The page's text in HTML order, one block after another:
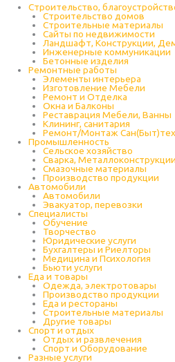
Строительство,
Строительство домов
Строительные материалы
Сайты по недвижимости
Ландшафт, Конструкции,
Инженерные коммуникации
Бетонные изделия
Ремонтные работы
Элементы интерьера
Изготовление Мебели
Ремонт и Отделка
Окна и Балконы
Реставрация Мебели, Ванны
Клининг, санитария
Ремонт/Монтаж
Промышленность
Cельское хозяйство
Сварка, Металлоконструкции
Cмазочные материалы
Производство продукции
Автомобили
Автомобили
Эвакуатор, перевозки
Специалисты
Обучение
Творчество
Юридические услуги
Бухгалтеры и Риелторы
Медицина и Психология
Бьюти услуги
Еда и товары
Одежда, электротовары
Производство продукции
Еда и рестораны
Строительные материалы
Другие товары
Спорт и отдых
Отдых и развлечения
Спорт и Оборудование
Разные услуги